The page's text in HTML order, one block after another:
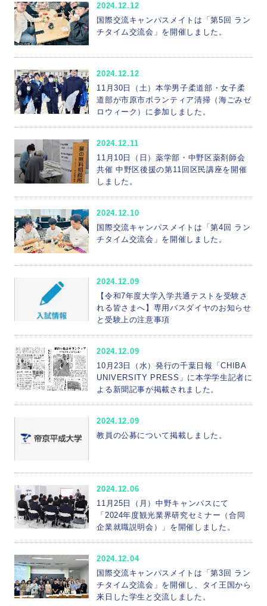
2024.12.12
国際交流キャンパスメイトは「第5回 ラン
チタイム交流会」を開催しました。
2024.12.12
11月30日（土）本学男子柔道部・女子柔
道部が市原市ボランティア清掃（海ごみゼ
ロウィーク）に参加しました。
2024.12.11
11月10日（日）薬学部・中野区薬剤師会
共催 中野区後援の第11回区民講座を開催
しました。
2024.12.10
国際交流キャンパスメイトは「第4回 ラン
チタイム交流会」を開催しました。
2024.12.09
【令和7年度大学入学共通テストを受験さ
れる皆さまへ】専用バスダイヤのお知らせ
と受験上の注意事項
2024.12.09
10月23日（水）発行の千葉日報「CHIBA
UNIVERSITY PRESS」に本学学生記者に
よる新聞記事が掲載されました。
2024.12.09
教員の公募について掲載しました。
2024.12.06
11月25日（月）中野キャンパスにて
「2024年度観光業界研究セミナー（合同
企業就職説明会）」を開催しました。
2024.12.04
国際交流キャンパスメイトは「第3回 ラン
チタイム交流会」を開催し、タイ王国から
来日した学生と交流しました。